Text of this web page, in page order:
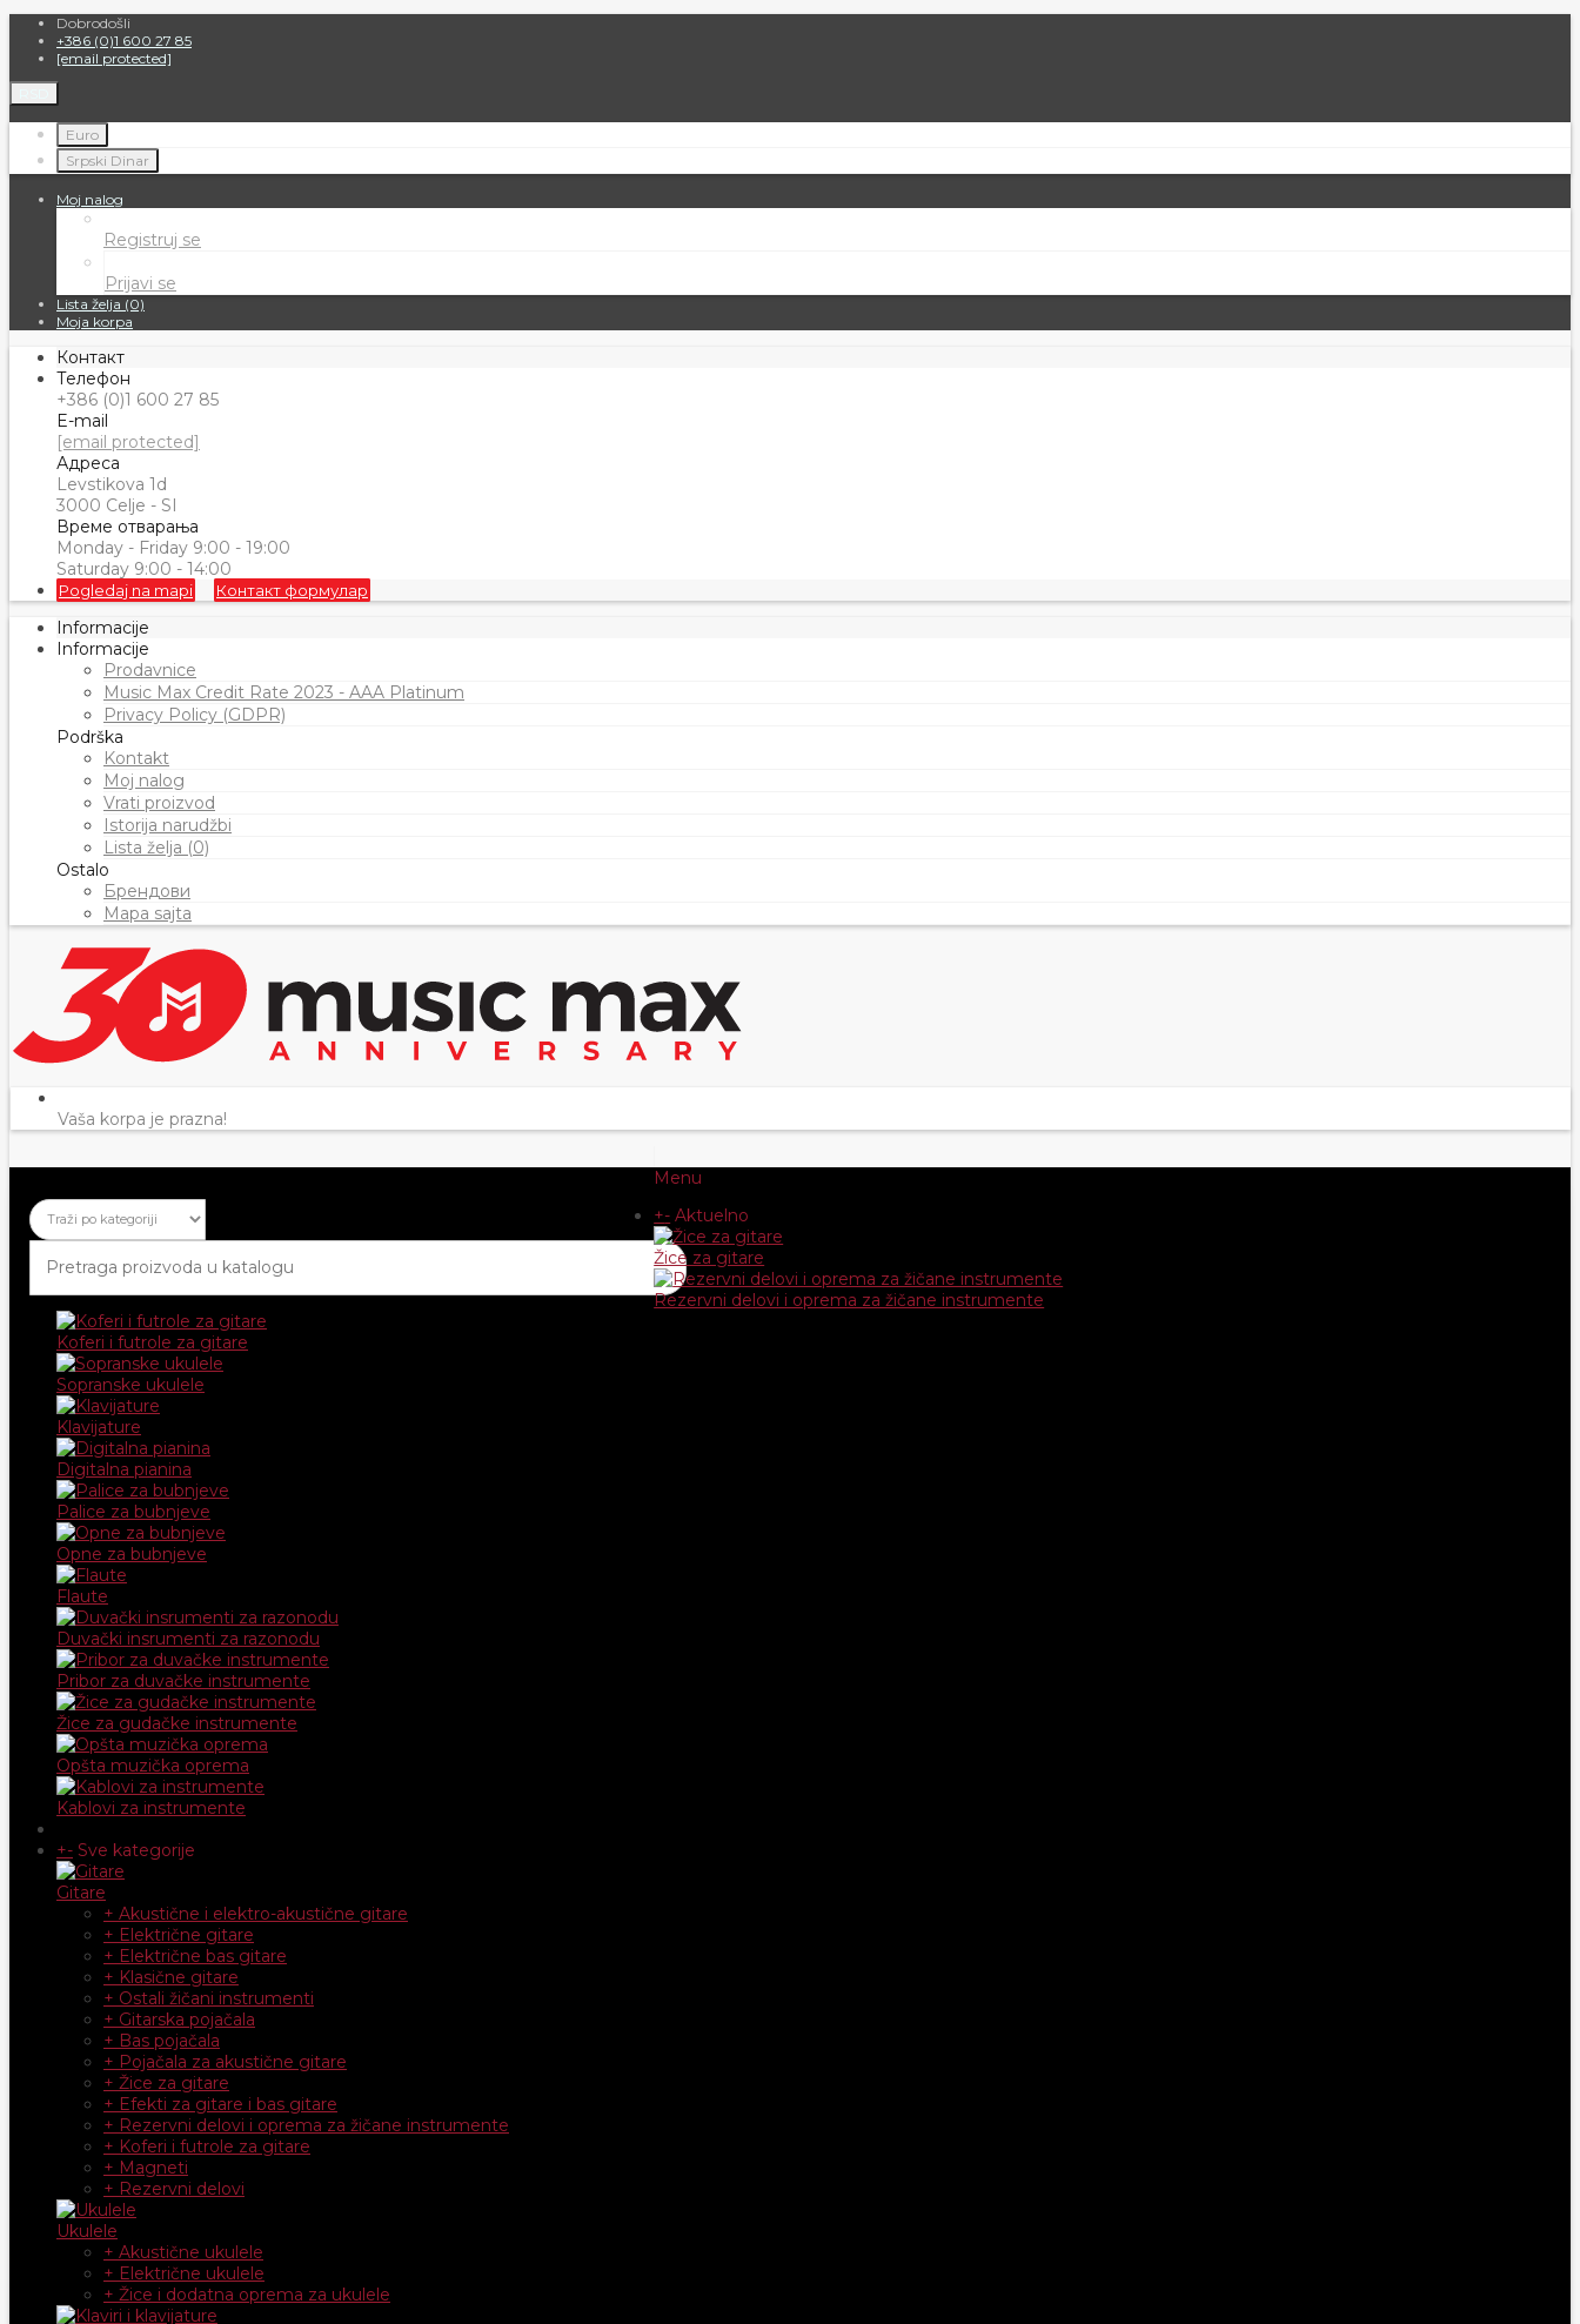
Dobrodošli
+386 (0)1 600 27 85
[email protected]
Euro
Srpski Dinar
Moj nalog
Registruj se
Prijavi se
Lista želja (0)
Moja korpa
Контакт
Телефон
+386 (0)1 600 27 85
E-mail
[email protected]
Адреса
Levstikova 1d
3000 Celje - SI
Време отварања
Monday - Friday 9:00 - 19:00
Saturday 9:00 - 14:00
Pogledaj na mapi Контакт формулар
Informacije
Informacije
Prodavnice
Music Max Credit Rate 2023 - AAA Platinum
Privacy Policy (GDPR)
Podrška
Kontakt
Moj nalog
Vrati proizvod
Istorija narudžbi
Lista želja (0)
Ostalo
Брендови
Mapa sajta
Vaša korpa je prazna!
Menu
+- Aktuelno
Žice za gitare
Rezervni delovi i oprema za žičane instrumente
Koferi i futrole za gitare
Sopranske ukulele
Klavijature
Digitalna pianina
Palice za bubnjeve
Opne za bubnjeve
Flaute
Duvački insrumenti za razonodu
Pribor za duvačke instrumente
Žice za gudačke instrumente
Opšta muzička oprema
Kablovi za instrumente
+- Sve kategorije
Gitare
+ Akustične i elektro-akustične gitare
+ Električne gitare
+ Električne bas gitare
+ Klasične gitare
+ Ostali žičani instrumenti
+ Gitarska pojačala
+ Bas pojačala
+ Pojačala za akustične gitare
+ Žice za gitare
+ Efekti za gitare i bas gitare
+ Rezervni delovi i oprema za žičane instrumente
+ Koferi i futrole za gitare
+ Magneti
+ Rezervni delovi
Ukulele
+ Akustične ukulele
+ Električne ukulele
+ Žice i dodatna oprema za ukulele